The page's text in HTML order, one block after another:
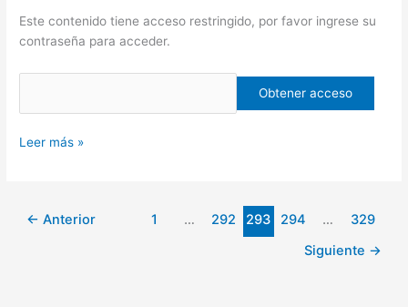
Este contenido tiene acceso restringido, por favor ingrese su
contraseña para acceder.
–
Leer más »
← Anterior 1 … 292 293 294 …
329
Siguiente →